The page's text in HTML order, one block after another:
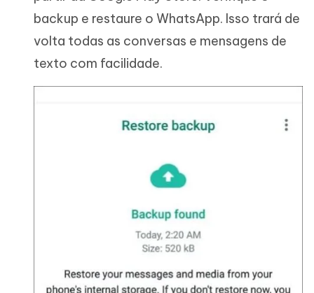
backup e restaure o WhatsApp. Isso trará de
volta todas as conversas e mensagens de
texto com facilidade.